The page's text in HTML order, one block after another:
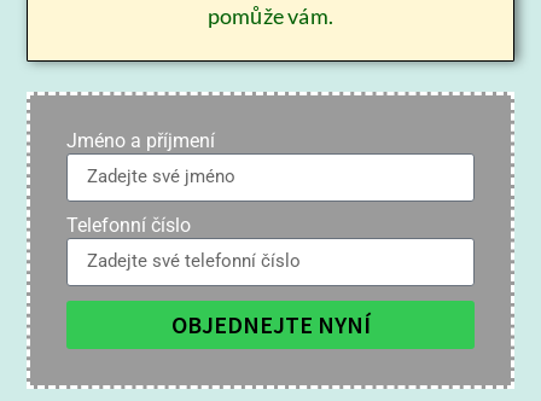
pomůže vám.
Jméno a příjmení
Telefonní číslo
OBJEDNEJTE NYNÍ